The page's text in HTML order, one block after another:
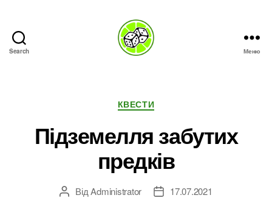
Search Меню
Категорії
КВЕСТИ
Підземелля забутих
предків
Автор
ВідAdministrator
Дата17.07.2021